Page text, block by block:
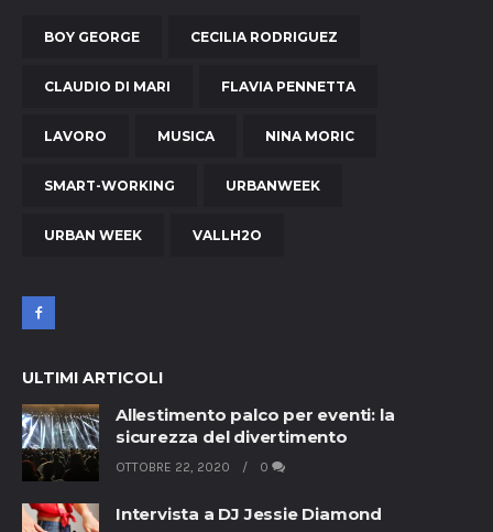
BOY GEORGE CECILIA RODRIGUEZ
CLAUDIO DI MARI FLAVIA PENNETTA
LAVORO MUSICA NINA MORIC
SMART-WORKING URBANWEEK
URBAN WEEK VALLH2O
ULTIMI ARTICOLI
Allestimento palco per eventi: la
sicurezza del divertimento
OTTOBRE 22, 2020 0
Intervista a DJ Jessie Diamond